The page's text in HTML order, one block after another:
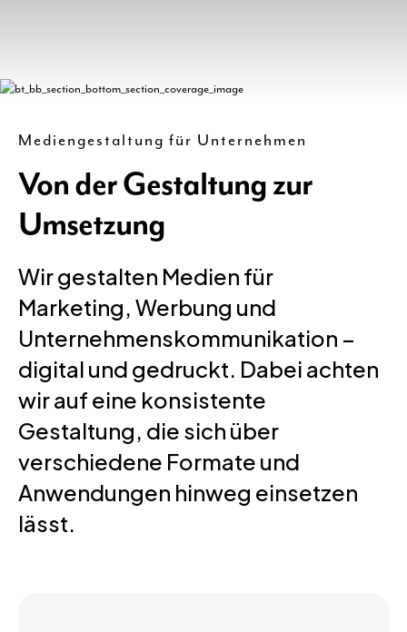
Mediengestaltung für Unternehmen
Von der Gestaltung zur
Umsetzung
Wir gestalten Medien für
Marketing, Werbung und
Unternehmenskommunikation –
digital und gedruckt. Dabei achten
wir auf eine konsistente
Gestaltung, die sich über
verschiedene Formate und
Anwendungen hinweg einsetzen
lässt.